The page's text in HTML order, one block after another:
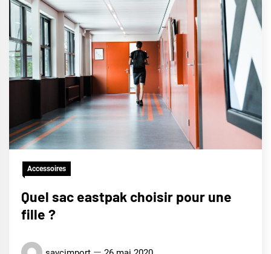
Accessoires
Quel sac eastpak choisir pour une
fille ?